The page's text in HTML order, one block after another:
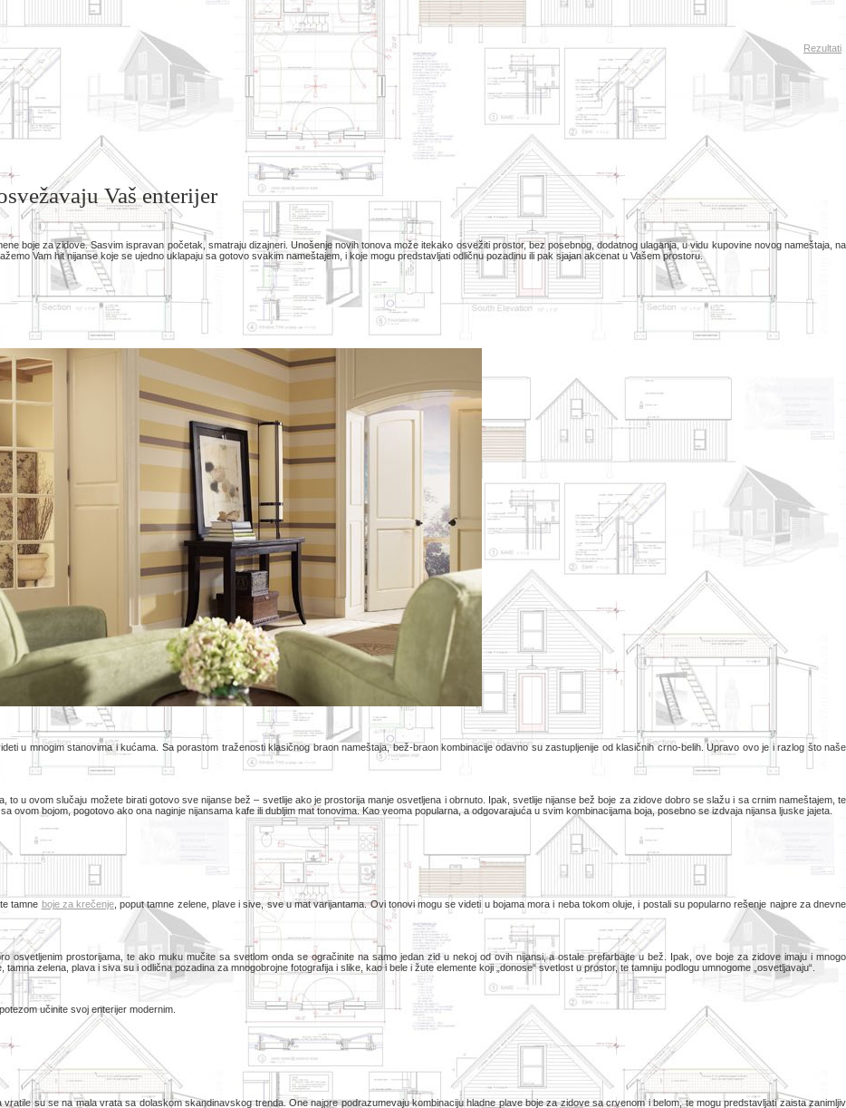
Rezultati
Vaš enterijer
boje za zidove. Sasvim ispravan početak, smatraju dizajneri. Unošenje novih tonova može itekako osvežiti prostor, bez posebnog, dodatnog ulaganja, u vidu kupovine novog nameštaja, na
Vam hit nijanse koje se ujedno uklapaju sa gotovo svakim nameštajem, i koje mogu predstavljati odličnu pozadinu ili pak sjajan akcenat u Vašem prostoru.
u mnogim stanovima i kućama. Sa porastom traženosti klasičnog braon nameštaja, bež-braon kombinacije odavno su zastupljenije od klasičnih crno-belih. Upravo ovo je i razlog što naše
u ovom slučaju možete birati gotovo sve nijanse bež – svetlije ako je prostorija manje osvetljena i obrnuto. Ipak, svetlije nijanse bež boje za zidove dobro se slažu i sa crnim nameštajem, te
ovom bojom, pogotovo ako ona naginje nijansama kafe ili dubljim mat tonovima. Kao veoma popularna, a odgovarajuća u svim kombinacijama boja, posebno se izdvaja nijansa ljuske jajeta.
tamne boje za krečenje, poput tamne zelene, plave i sive, sve u mat varijantama. Ovi tonovi mogu se videti u bojama mora i neba tokom oluje, i postali su popularno rešenje najpre za dnevne
osvetljenim prostorijama, te ako muku mučite sa svetlom onda se ogračinite na samo jedan zid u nekoj od ovih nijansi, a ostale prefarbajte u bež. Ipak, ove boje za zidove imaju i mnogo
zelena, plava i siva su i odlična pozadina za mnogobrojne fotografija i slike, kao i bele i žute elemente koji „donose“ svetlost u prostor, te tamniju podlogu umnogome „osvetljavaju“.
učinite svoj enterijer modernim.
su se na mala vrata sa dolaskom skandinavskog trenda. One najpre podrazumevaju kombinaciju hladne plave boje za zidove sa crvenom i belom, te mogu predstavljati zaista zanimljiv